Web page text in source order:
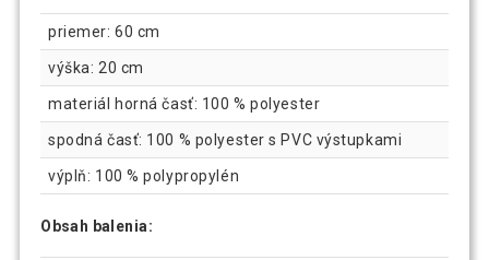
priemer: 60 cm
výška: 20 cm
materiál horná časť: 100 % polyester
spodná časť: 100 % polyester s PVC výstupkami
výplň: 100 % polypropylén
Obsah balenia: